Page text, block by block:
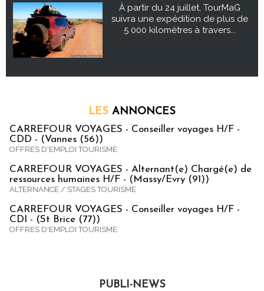
À partir du 24 juillet, TourMaG
suivra une expédition de plus de
5 000 kilomètres à travers...
LES ANNONCES
CARREFOUR VOYAGES - Conseiller voyages H/F -
CDD - (Vannes (56))
OFFRES D'EMPLOI TOURISME
CARREFOUR VOYAGES - Alternant(e) Chargé(e) de
ressources humaines H/F - (Massy/Evry (91))
ALTERNANCE / STAGES TOURISME
CARREFOUR VOYAGES - Conseiller voyages H/F -
CDI - (St Brice (77))
OFFRES D'EMPLOI TOURISME
PUBLI-NEWS